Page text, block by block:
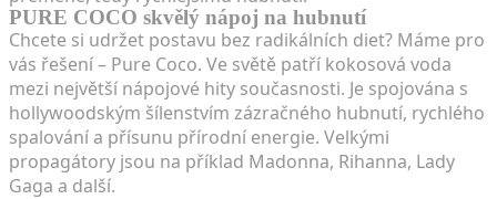
PURE COCO skvělý nápoj na hubnutí
Chcete si udržet postavu bez radikálních diet? Máme pro
vás řešení – Pure Coco. Ve světě patří kokosová voda
mezi největší nápojové hity současnosti. Je spojována s
hollywoodským šílenstvím zázračného hubnutí, rychlého
spalování a přísunu přírodní energie. Velkými
propagátory jsou na příklad Madonna, Rihanna, Lady
Gaga a další.